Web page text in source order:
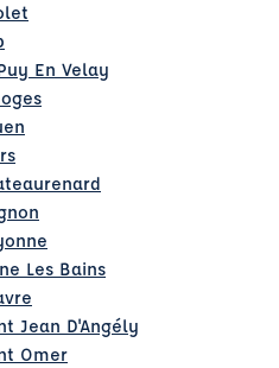
En Velay
Les Bains
Jean D'Angély
Omer